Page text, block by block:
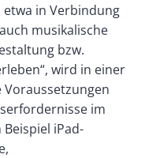
etwa in Verbindung
musikalische
bzw.
wird in einer
im
iPad-